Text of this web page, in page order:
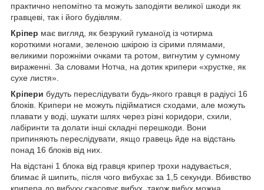
практично непомітно та можуть заподіяти великої шкоди як
гравцеві, так і його будівлям.
Кріпер має вигляд, як безрукий гуманоїд із чотирма
короткими ногами, зеленою шкірою із сірими плямами,
великими порожніми очками та ротом, вигнутим у сумному
вираженні. За словами Нотча, на дотик крипери «хрустке, як
сухе листя».
Кріпери будуть переслідувати будь-якого гравця в радіусі 16
блоків. Крипери не можуть підійматися сходами, але можуть
плавати у воді, шукати шлях через різні коридори, схили,
лабіринти та долати інші складні перешкоди. Вони
припиняють переслідувати, якщо гравець йде на відстань
понад 16 блоків від них.
На відстані 1 блока від гравця крипер трохи надувається,
блимає й шипить, після чого вибухає за 1,5 секунди. Вбивство
крипера до вибуху скасовує вибух, також вибух можна